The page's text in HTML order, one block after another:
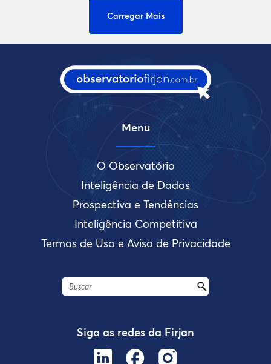
Carregar Mais
Menu
O Observatório
Inteligência de Dados
Prospectiva e Tendências
Inteligência Competitiva
Termos de Uso e Aviso de Privacidade
Siga as redes da Firjan